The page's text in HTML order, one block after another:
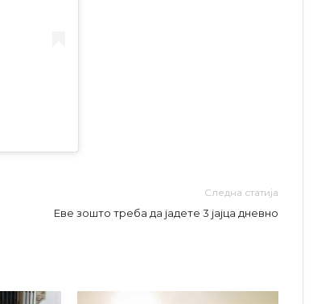
Следна статија
Еве зошто треба да јадете 3 јајца дневно